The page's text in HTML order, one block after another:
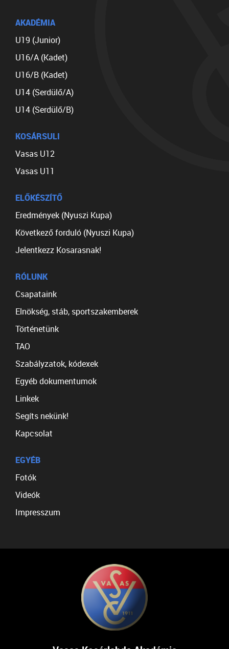
AKADÉMIA
U19 (Junior)
U16/A (Kadet)
U16/B (Kadet)
U14 (Serdülő/A)
U14 (Serdülő/B)
KOSÁRSULI
Vasas U12
Vasas U11
ELŐKÉSZÍTŐ
Eredmények (Nyuszi Kupa)
Következő forduló (Nyuszi Kupa)
Jelentkezz Kosarasnak!
RÓLUNK
Csapataink
Elnökség, stáb, sportszakemberek
Történetünk
TAO
Szabályzatok, kódexek
Egyéb dokumentumok
Linkek
Segíts nekünk!
Kapcsolat
EGYÉB
Fotók
Videók
Impresszum